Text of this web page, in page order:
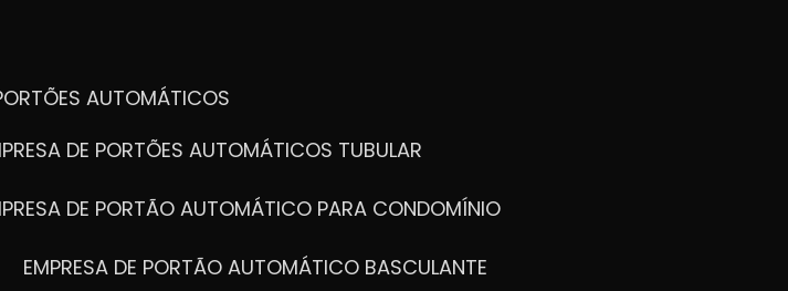
AUTOMÁTICOS
DE PORTÕES AUTOMÁTICOS TUBULAR
DE PORTÃO AUTOMÁTICO PARA CONDOMÍNIO
EMPRESA DE PORTÃO AUTOMÁTICO BASCULANTE